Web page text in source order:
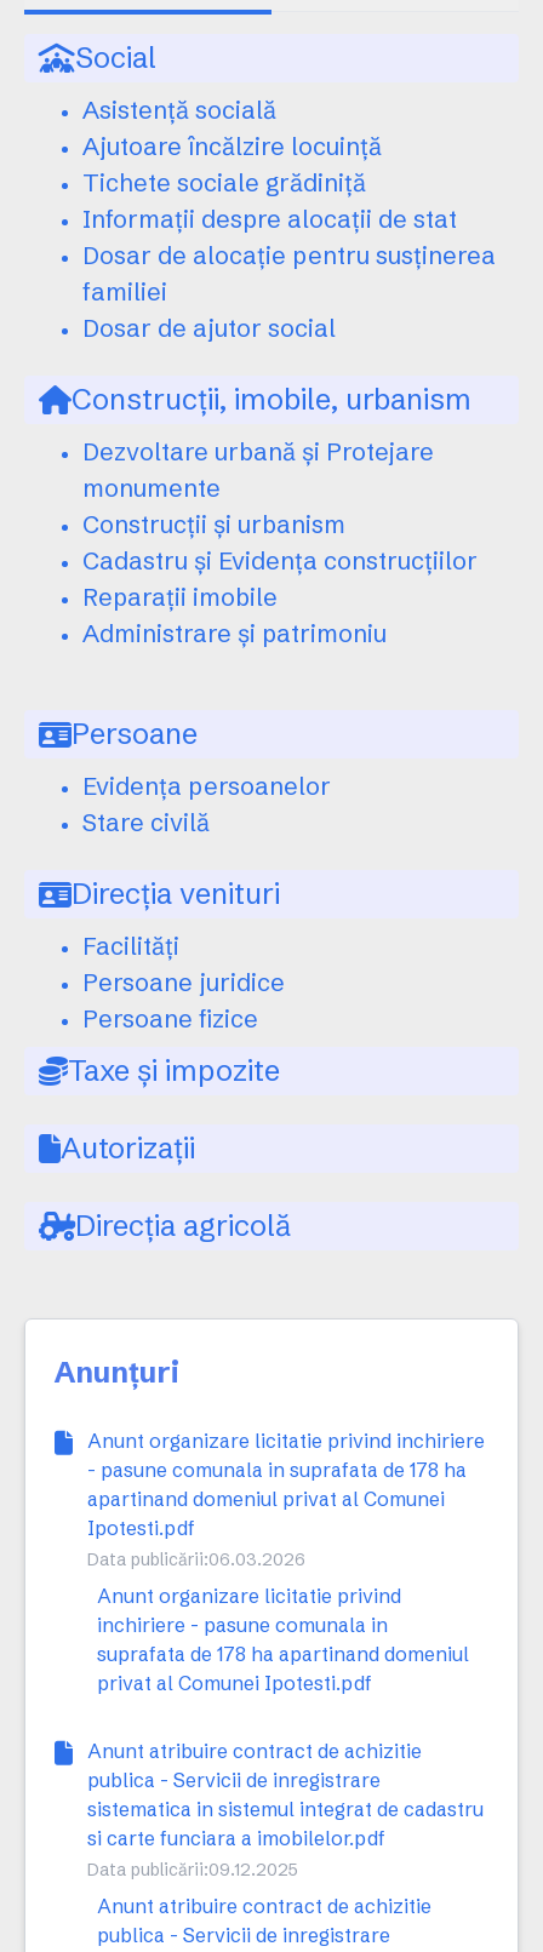
Social
Asistență socială
Ajutoare încălzire locuință
Tichete sociale grădiniță
Informații despre alocații de stat
Dosar de alocație pentru susținerea
familiei
Dosar de ajutor social
Construcții, imobile, urbanism
Dezvoltare urbană și Protejare
monumente
Construcții și urbanism
Cadastru și Evidența construcțiilor
Reparații imobile
Administrare și patrimoniu
Persoane
Evidența persoanelor
Stare civilă
Direcția venituri
Facilități
Persoane juridice
Persoane fizice
Taxe și impozite
Autorizații
Direcția agricolă
Anunțuri
Anunt organizare licitatie privind inchiriere
- pasune comunala in suprafata de 178 ha
apartinand domeniul privat al Comunei
Ipotesti.pdf
Data publicării:06.03.2026
Anunt organizare licitatie privind
inchiriere - pasune comunala in
suprafata de 178 ha apartinand domeniul
privat al Comunei Ipotesti.pdf
Anunt atribuire contract de achizitie
publica - Servicii de inregistrare
sistematica in sistemul integrat de cadastru
si carte funciara a imobilelor.pdf
Data publicării:09.12.2025
Anunt atribuire contract de achizitie
publica - Servicii de inregistrare